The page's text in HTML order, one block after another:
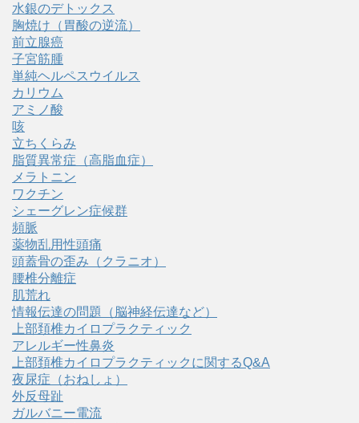
水銀のデトックス
胸焼け（胃酸の逆流）
前立腺癌
子宮筋腫
単純ヘルペスウイルス
カリウム
アミノ酸
咳
立ちくらみ
脂質異常症（高脂血症）
メラトニン
ワクチン
シェーグレン症候群
頻脈
薬物乱用性頭痛
頭蓋骨の歪み（クラニオ）
腰椎分離症
肌荒れ
情報伝達の問題（脳神経伝達など）
上部頚椎カイロプラクティック
アレルギー性鼻炎
上部頚椎カイロプラクティックに関するQ&A
夜尿症（おねしょ）
外反母趾
ガルバニー電流